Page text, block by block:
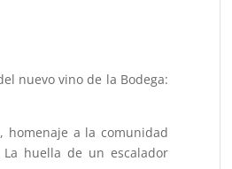
nuevo vino de la Bodega:
homenaje a la comunidad
huella de un escalador